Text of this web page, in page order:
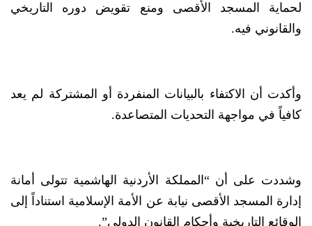
لحماية المسجد الأقصى ومنع تقويض دوره التاريخي
والقانوني فيه.
وأكدت أن الاكتفاء بالبيانات المنفردة أو المشتركة لم يعد
كافياً في مواجهة التحديات المتصاعدة.
وشددت على أن “المملكة الأردنية الهاشمية تتولى أمانة
إدارة المسجد الأقصى نيابة عن الأمة الإسلامية استناداً إلى
الوقائع التاريخية وأحكام القانون الدولي”.